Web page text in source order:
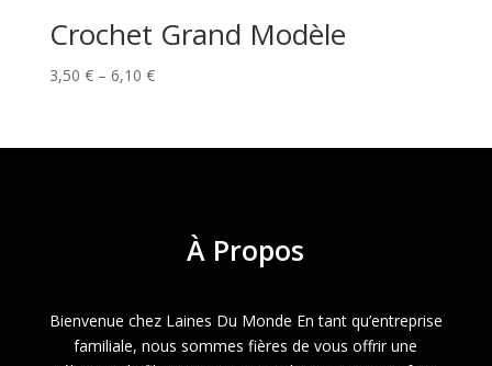
Crochet Grand Modèle
3,50 € – 6,10 €Price
through
À Propos
Bienvenue chez Laines Du Monde En tant qu’entreprise
familiale, nous sommes fières de vous offrir une